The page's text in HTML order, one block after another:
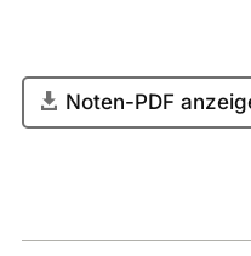
Noten-PDF